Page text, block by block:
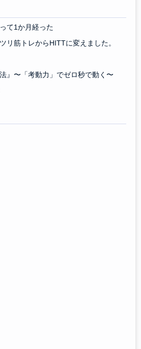
て1か月経った
リ筋トレからHITTに変えました。
』〜「考動力」でゼロ秒で動く〜